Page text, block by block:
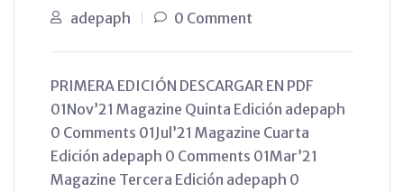
adepaph 0 Comment
PRIMERA EDICIÓN DESCARGAR EN PDF
01Nov’21 Magazine Quinta Edición adepaph
0 Comments 01Jul’21 Magazine Cuarta
Edición adepaph 0 Comments 01Mar’21
Magazine Tercera Edición adepaph 0